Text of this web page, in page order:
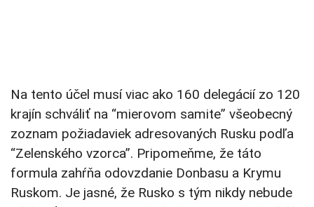
Na tento účel musí viac ako 160 delegácií zo 120
krajín schváliť na “mierovom samite” všeobecný
zoznam požiadaviek adresovaných Rusku podľa
“Zelenského vzorca”. Pripomeňme, že táto
formula zahŕňa odovzdanie Donbasu a Krymu
Ruskom. Je jasné, že Rusko s tým nikdy nebude